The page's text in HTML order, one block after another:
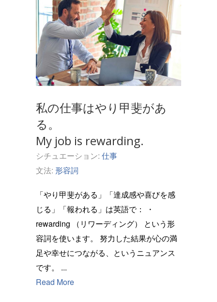
私の仕事はやり甲斐があ
る。
My job is rewarding.
シチュエーション: 仕事
文法: 形容詞
「やり甲斐がある」「達成感や喜びを感
じる」「報われる」は英語で： ・
rewarding （リワーディング） という形
容詞を使います。 努力した結果が心の満
足や幸せにつながる、というニュアンス
です。 ...
Read More